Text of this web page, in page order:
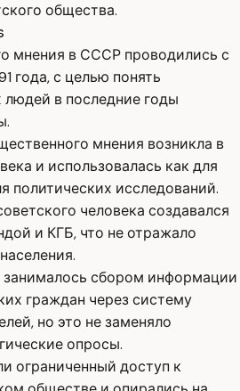
общества.
мнения в СССР проводились с
года, с целью понять
людей в последние годы
мнения возникла в
и использовалась как для
политических исследований.
человека создавался
и КГБ, что не отражало
занималось сбором информации
граждан через систему
но это не заменяло
опросы.
ограниченный доступ к